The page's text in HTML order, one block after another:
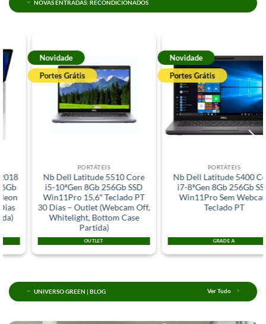
NOVAS ENTRADAS: RECONDICIONADOS
Novidade
Portes Grátis
PORTÁTEIS
Nb Dell Latitude 5510 Core
i5-10ªGen 8Gb 256Gb SSD
Win11Pro 15,6″ Teclado PT
30 Dias – Outlet (Webcam Off,
Whitelight, Bottom Case
Partida)
Novidade
Portes Grátis
PORTÁTEIS
Nb Dell Latitude 5400 Core
i7-8ªGen 8Gb 256Gb SSD
Win11Pro Sem Webcam
Teclado PT
UNIVERSO GREEN | BLOG Ver Tudo